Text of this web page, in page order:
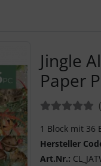
Jingle
Paper
Bewertungen:
1 Block mit 36
Hersteller
Art.Nr.: